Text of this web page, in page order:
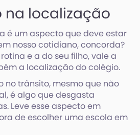
na localização
é um aspecto que deve estar
nosso cotidiano, concorda?
e a do seu filho, vale a
a localização do colégio.
no trânsito, mesmo que não
é algo que desgasta
Leve esse aspecto em
de escolher uma escola em